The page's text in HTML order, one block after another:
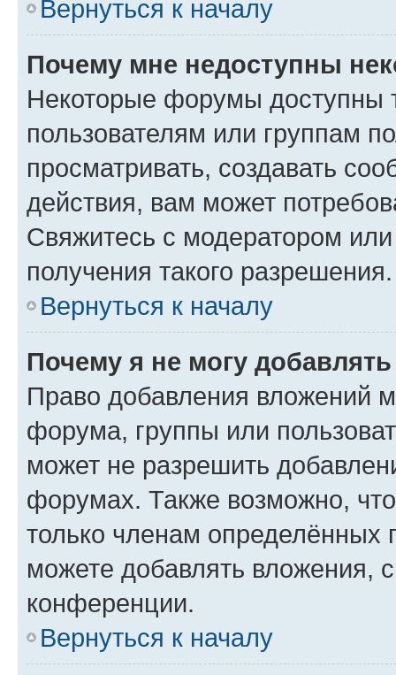
Вернуться к началу
Почему мне недоступны
Некоторые форумы доступны
пользователям или группам
просматривать, создавать
действия, вам может
Свяжитесь с модератором
получения такого разрешения.
Вернуться к началу
Почему я не могу
Право добавления вложений
форума, группы или
может не разрешить
форумах. Также возможно,
только членам определённых
можете добавлять вложения,
конференции.
Вернуться к началу